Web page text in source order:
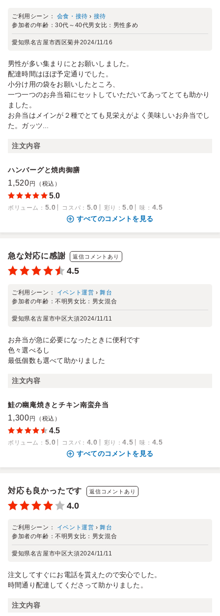
ご利用シーン： 会食・接待 › 接待
参加者の年齢：30代～40代男女比： 男性多め
愛知県名古屋市西区菊井2024/11/16
男性が多い集まりにとお願いしました。
配達時間はほぼ予定通りでした。
小分け用の袋をお願いしたところ、
一つ一つのお弁当箱にセットしていただいてあってとても助かり
ました。
お弁当はメインが２種でとても見栄えがよく美味しいお弁当でし
た。ガッツ...
注文内容
ハンバーグと焼肉御膳
1,520 円（税込）
5.0
ボリューム ： 5.0 コスパ ： 5.0 彩り ：5.0 味 ： 4.5
すべてのコメントを見る
急な対応に感謝 返信コメントあり
4.5
ご利用シーン： イベント運営 ›舞台
参加者の年齢：不明 男女比： 男女混合
愛知県名古屋市中区大須2024/11/11
お弁当が急に必要になったときに便利です
色々選べるし
最低個数も選べて助かりました
注文内容
鮭の幽庵焼きとチキン南蛮弁当
1,300 円（税込）
4.5
ボリューム ： 5.0 コスパ ： 4.0 彩り ：4.5 味 ： 4.5
すべてのコメントを見る
対応も良かったです 返信コメントあり
4.0
ご利用シーン： イベント運営 ›舞台
参加者の年齢：不明 男女比： 男女混合
愛知県名古屋市中区大須2024/11/11
注文してすぐにお電話を貰えたので安心でした。
時間通り配達してくださって助かりました。
注文内容